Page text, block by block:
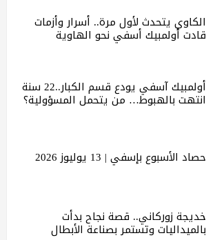
الكاوي يتحدث لأول مرة.. أسرار وأزمات
قادت أولمبيك أسفي نحو الهاوية
أولمبيك آسفي يودع قسم الكبار..22 سنة
انتهت بالهبوط… من يتحمل المسؤولية؟
حصاد الأسبوع بإسفي | 13 يوليوز 2026
خديجة زوركاني.. قصة نجاح بدأت
بالميداليات وتستمر بصناعة الأبطال